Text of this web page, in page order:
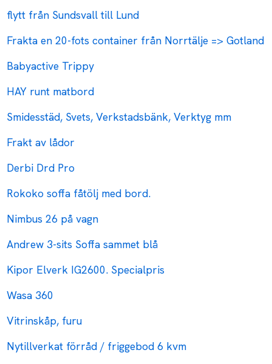
flytt från Sundsvall till Lund
Frakta en 20-fots container från Norrtälje => Gotland
Babyactive Trippy
HAY runt matbord
Smidesstäd, Svets, Verkstadsbänk, Verktyg mm
Frakt av lådor
Derbi Drd Pro
Rokoko soffa fåtölj med bord.
Nimbus 26 på vagn
Andrew 3-sits Soffa sammet blå
Kipor Elverk IG2600. Specialpris
Wasa 360
Vitrinskåp, furu
Nytillverkat förråd / friggebod 6 kvm